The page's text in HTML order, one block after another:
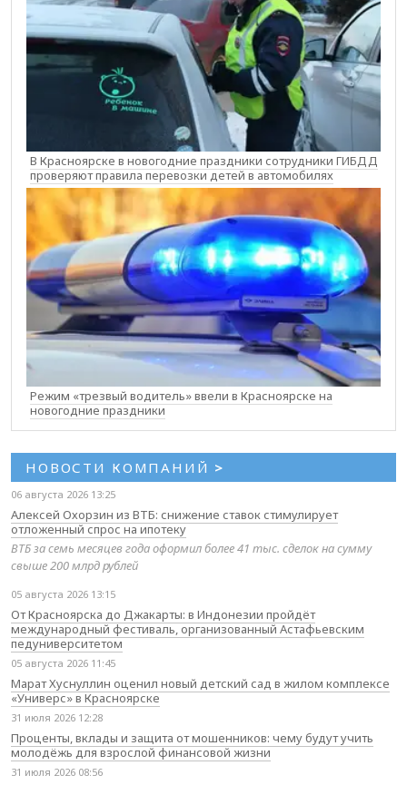
В Красноярске в новогодние праздники сотрудники ГИБДД
проверяют правила перевозки детей в автомобилях
Режим «трезвый водитель» ввели в Красноярске на
новогодние праздники
НОВОСТИ КОМПАНИЙ >
06 августа 2026 13:25
Алексей Охорзин из ВТБ: снижение ставок стимулирует
отложенный спрос на ипотеку
ВТБ за семь месяцев года оформил более 41 тыс. сделок на сумму
свыше 200 млрд рублей
05 августа 2026 13:15
От Красноярска до Джакарты: в Индонезии пройдёт
международный фестиваль, организованный Астафьевским
педуниверситетом
05 августа 2026 11:45
Марат Хуснуллин оценил новый детский сад в жилом комплексе
«Универс» в Красноярске
31 июля 2026 12:28
Проценты, вклады и защита от мошенников: чему будут учить
молодёжь для взрослой финансовой жизни
31 июля 2026 08:56